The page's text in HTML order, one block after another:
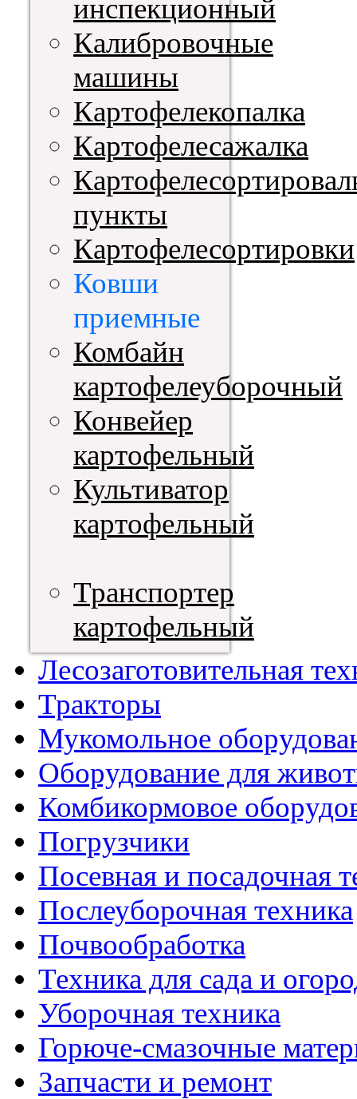
инспекционный
Калибровочные
машины
Картофелекопалка
Картофелесажалка
пункты
Картофелесортировки
Ковши
приемные
Комбайн
картофелеуборочный
Конвейер
картофельный
Культиватор
картофельный
Транспортер
картофельный
Лесозаготовительная
Тракторы
Мукомольное
Оборудование для
Комбикормовое
Погрузчики
Посевная и посадочная
Послеуборочная техника
Почвообработка
Техника для сада и
Уборочная техника
Горюче-смазочные
Запчасти и ремонт